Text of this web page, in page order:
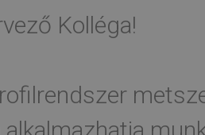
Kolléga!